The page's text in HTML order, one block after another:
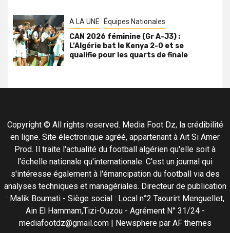
A LA UNE Équipes Nationales
CAN 2026 féminine (Gr A-J3) :
L’Algérie bat le Kenya 2-0 et se
qualifie pour les quarts de finale
Copyright © All rights reserved. Media Foot Dz, la crédibilité
en ligne. Site électronique agréé, appartenant à Ait Si Amer
Prod. Il traite l'actualité du football algérien qu'elle soit à
l'échelle nationale qu'internationale. C'est un journal qui
s'intéresse également à l'émancipation du football via des
analyses techniques et managériales. Directeur de publication
: Malik Boumati - Siège social : Local n°2 Taourirt Menguellet,
Ain El Hammam,Tizi-Ouzou - Agrément N° 31/24 -
mediafootdz@gmail.com
Newspherepar AF themes